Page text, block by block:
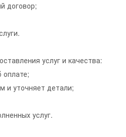
договор;
услуг и качества:
оплате;
и уточняет детали;
услуг.